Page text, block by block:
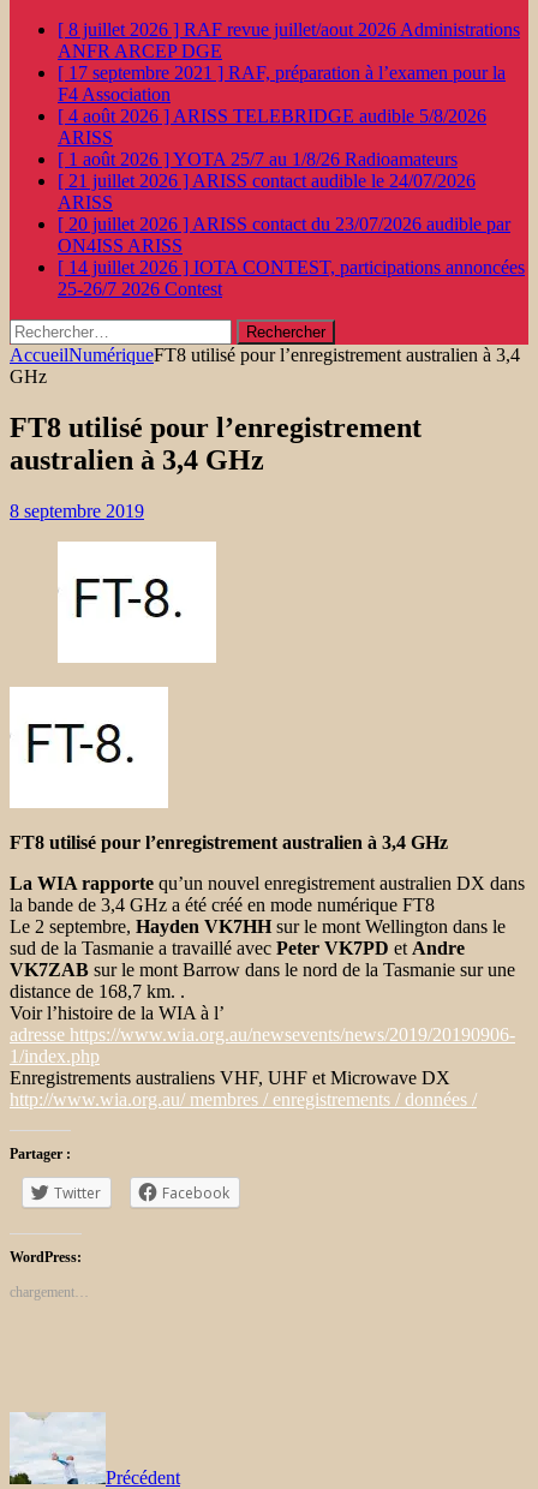
[ 8 juillet 2026 ] RAF revue juillet/aout 2026 Administrations
ANFR ARCEP DGE
[ 17 septembre 2021 ] RAF, préparation à l’examen pour la
F4 Association
[ 4 août 2026 ] ARISS TELEBRIDGE audible 5/8/2026
ARISS
[ 1 août 2026 ]YOTA 25/7 au 1/8/26 Radioamateurs
[ 21 juillet 2026 ] ARISS contact audible le 24/07/2026
ARISS
[ 20 juillet 2026 ] ARISS contact du 23/07/2026 audible par
ON4ISS ARISS
[ 14 juillet 2026 ] IOTA CONTEST, participations annoncées
25-26/7 2026 Contest
Rechercher :
AccueilNumériqueFT8 utilisé pour l’enregistrement australien à 3,4
GHz
FT8 utilisé pour l’enregistrement
australien à 3,4 GHz
8 septembre 2019
FT8 utilisé pour l’enregistrement australien à 3,4 GHz
La WIA rapporte qu’un nouvel enregistrement australien DX dans
la bande de 3,4 GHz a été créé en mode numérique FT8
Le 2 septembre, Hayden VK7HHsur le mont Wellington dans le
sud de la Tasmanie a travaillé avec Peter VK7PD et Andre
VK7ZAB sur le mont Barrow dans le nord de la Tasmanie sur une
distance de 168,7 km. .
Voir l’histoire de la WIA à l’
adresse https://www.wia.org.au/newsevents/news/2019/20190906-
1/index.php
Enregistrements australiens VHF, UHF et Microwave DX
http://www.wia.org.au/ membres / enregistrements / données /
Partager :
Twitter Facebook
WordPress:
chargement…
Précédent